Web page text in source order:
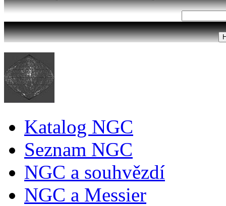
Katalog NGC
Seznam NGC
NGC a souhvězdí
NGC a Messier